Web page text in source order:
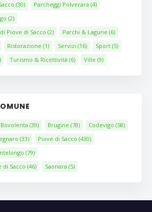
(30) Parcheggi Polverara (4)
(2)
Piove di Sacco (2) Parchi & Lagune (6)
Ristorazione (1) Servizi (16) Sport (5)
Turismo & Ricettività (6) Ville (9)
Bovolenta (39) Brugine (78) Codevigo (58)
(33) Piove di Sacco (430)
(79)
di Sacco (46) Saonara (5)